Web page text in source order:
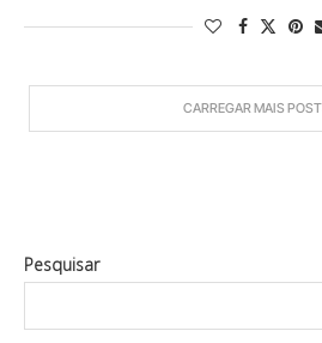
CARREGAR MAIS
Pesquisar